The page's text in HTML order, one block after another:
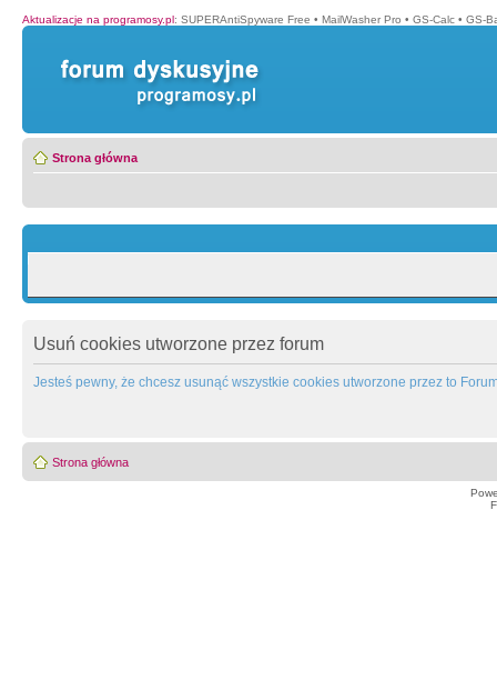
Aktualizacje na programosy.pl: SUPERAntiSpyware Free • MailWasher Pro • GS-Calc • GS-
Strona główna
Usuń cookies utworzone przez forum
Jesteś pewny, że chcesz usunąć wszystkie cookies utworzone przez to
Strona główna